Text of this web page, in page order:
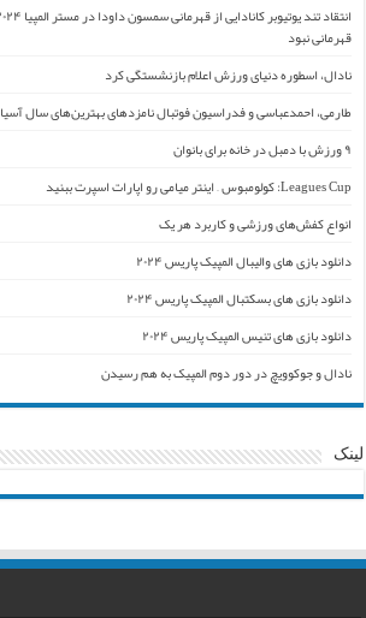
قهرمانی نبود
نادال، اسطوره دنیای ورزش اعلام بازنشستگی کرد
طارمی، احمدعباسی و فدراسیون فوتبال نامزدهای بهترین‌های سال آسیا
۹ ورزش با دمبل در خانه برای بانوان
Leagues Cup: کولومبوس – اینتر میامی رو اپارات اسپرت ببنید
انواع کفش‌های ورزشی و کاربرد هر یک
دانلود بازی های والیبال المپیک پاریس ۲۰۲۴
دانلود بازی های بسکتبال المپیک پاریس ۲۰۲۴
دانلود بازی های تنیس المپیک پاریس ۲۰۲۴
نادال و جوکوویچ در دور دوم المپیک به هم رسیدن
لینک